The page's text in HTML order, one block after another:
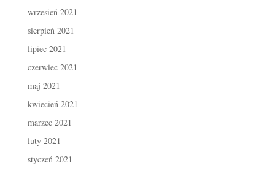
wrzesień 2021
sierpień 2021
lipiec 2021
czerwiec 2021
maj 2021
kwiecień 2021
marzec 2021
luty 2021
styczeń 2021